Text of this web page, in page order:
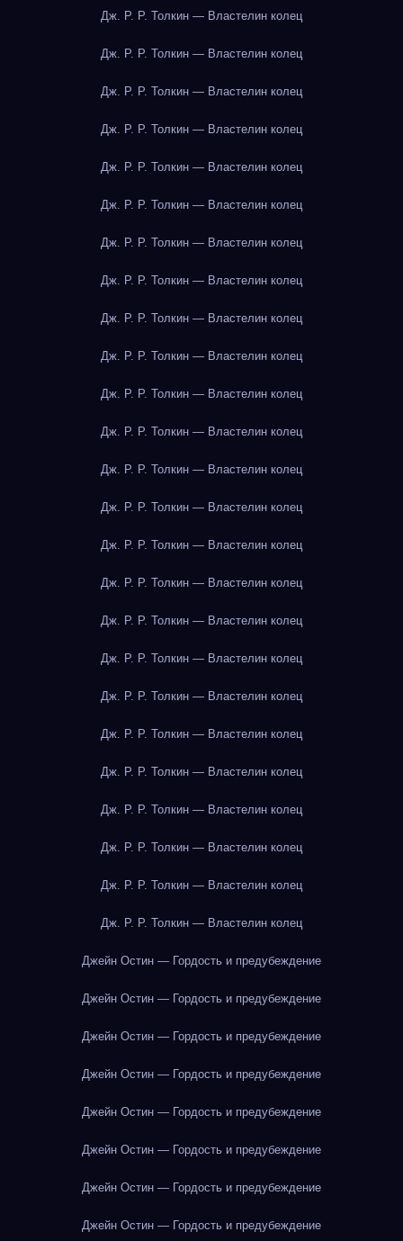
Дж. Р. Р. Толкин — Властелин колец
Дж. Р. Р. Толкин — Властелин колец
Дж. Р. Р. Толкин — Властелин колец
Дж. Р. Р. Толкин — Властелин колец
Дж. Р. Р. Толкин — Властелин колец
Дж. Р. Р. Толкин — Властелин колец
Дж. Р. Р. Толкин — Властелин колец
Дж. Р. Р. Толкин — Властелин колец
Дж. Р. Р. Толкин — Властелин колец
Дж. Р. Р. Толкин — Властелин колец
Дж. Р. Р. Толкин — Властелин колец
Дж. Р. Р. Толкин — Властелин колец
Дж. Р. Р. Толкин — Властелин колец
Дж. Р. Р. Толкин — Властелин колец
Дж. Р. Р. Толкин — Властелин колец
Дж. Р. Р. Толкин — Властелин колец
Дж. Р. Р. Толкин — Властелин колец
Дж. Р. Р. Толкин — Властелин колец
Дж. Р. Р. Толкин — Властелин колец
Дж. Р. Р. Толкин — Властелин колец
Дж. Р. Р. Толкин — Властелин колец
Дж. Р. Р. Толкин — Властелин колец
Дж. Р. Р. Толкин — Властелин колец
Дж. Р. Р. Толкин — Властелин колец
Дж. Р. Р. Толкин — Властелин колец
Джейн Остин — Гордость и предубеждение
Джейн Остин — Гордость и предубеждение
Джейн Остин — Гордость и предубеждение
Джейн Остин — Гордость и предубеждение
Джейн Остин — Гордость и предубеждение
Джейн Остин — Гордость и предубеждение
Джейн Остин — Гордость и предубеждение
Джейн Остин — Гордость и предубеждение